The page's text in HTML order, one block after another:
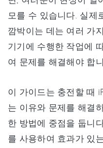
모를 수 있습니다. 실제
깜박이는 데는 여러 가
기기에 수행한 작업에
여 문제를 해결해야 합
이 가이드는 충전할 때
는 이유와 문제를 해결
한 방법에 중점을 둡니
를 사용하여 효과가 있